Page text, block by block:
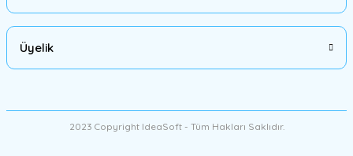
Üyelik
2023 Copyright IdeaSoft - Tüm Hakları Saklıdır.